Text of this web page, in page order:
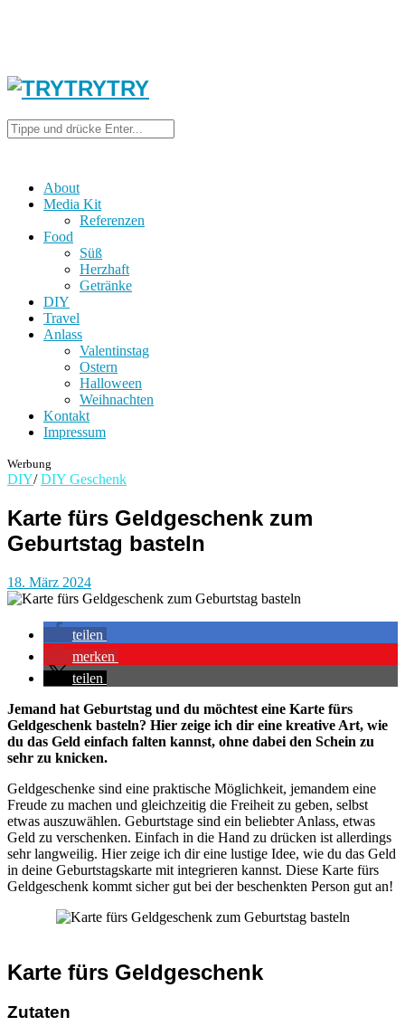
About
Media Kit
Referenzen
Food
Süß
Herzhaft
Getränke
DIY
Travel
Anlass
Valentinstag
Ostern
Halloween
Weihnachten
Kontakt
Impressum
Werbung
DIY/ DIY Geschenk
Karte fürs Geldgeschenk zum
Geburtstag basteln
18. März 2024
teilen
merken
teilen
Jemand hat Geburtstag und du möchtest eine Karte fürs
Geldgeschenk basteln? Hier zeige ich dir eine kreative Art, wie
du das Geld einfach falten kannst, ohne dabei den Schein zu
sehr zu knicken.
Geldgeschenke sind eine praktische Möglichkeit, jemandem eine
Freude zu machen und gleichzeitig die Freiheit zu geben, selbst
etwas auszuwählen. Geburtstage sind ein beliebter Anlass, etwas
Geld zu verschenken. Einfach in die Hand zu drücken ist allerdings
sehr langweilig. Hier zeige ich dir eine lustige Idee, wie du das Geld
in deine Geburtstagskarte mit integrieren kannst. Diese Karte fürs
Geldgeschenk kommt sicher gut bei der beschenkten Person gut an!
Karte fürs Geldgeschenk
Zutaten